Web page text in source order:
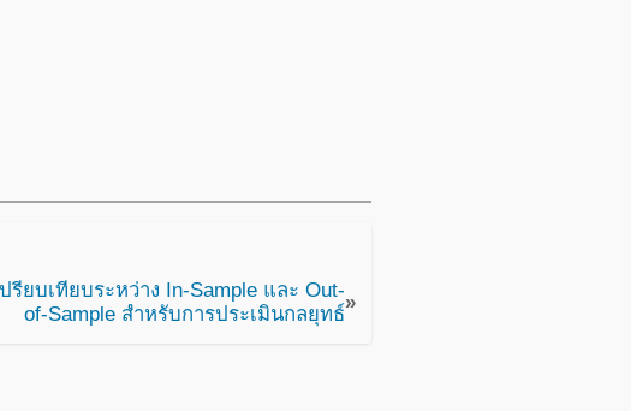
รียบเทียบระหว่าง In-Sample และ Out-
of-Sample สำหรับการประเมินกลยุทธ์
»